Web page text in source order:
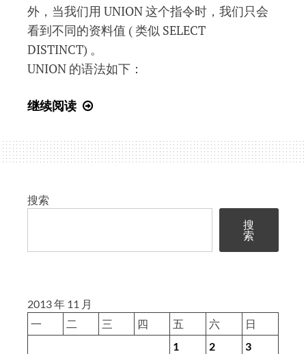
外，当我们用 UNION 这个指令时，我们只会
看到不同的资料值 ( 类似 SELECT
DISTINCT) 。
UNION 的语法如下：
继续阅读
门
教
搜索
搜
索
2013 年 11 月
一
二 三 四 五 六
日
1
2
3